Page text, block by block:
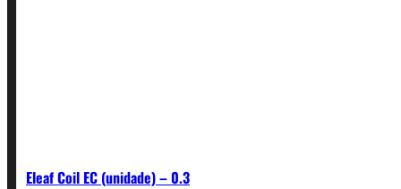
Eleaf Coil EC (unidade) – 0.3